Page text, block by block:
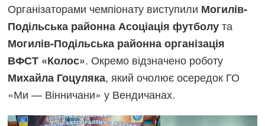
Організаторами чемпіонату виступили Могилів-
Подільська районна Асоціація футболута
Могилів-Подільська районна організація
ВФСТ «Колос». Окремо відзначено роботу
Михайла Гоцуляка, який очолює осередок ГО
«Ми — Вінничани» у Вендичанах.